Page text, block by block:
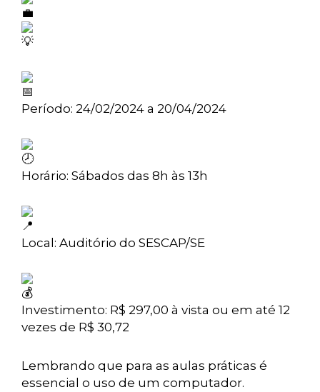
Período: 24/02/2024 a 20/04/2024
Horário: Sábados das 8h às 13h
Local: Auditório do SESCAP/SE
Investimento: R$ 297,00 à vista ou em até 12
vezes de R$ 30,72
Lembrando que para as aulas práticas é
essencial o uso de um computador.